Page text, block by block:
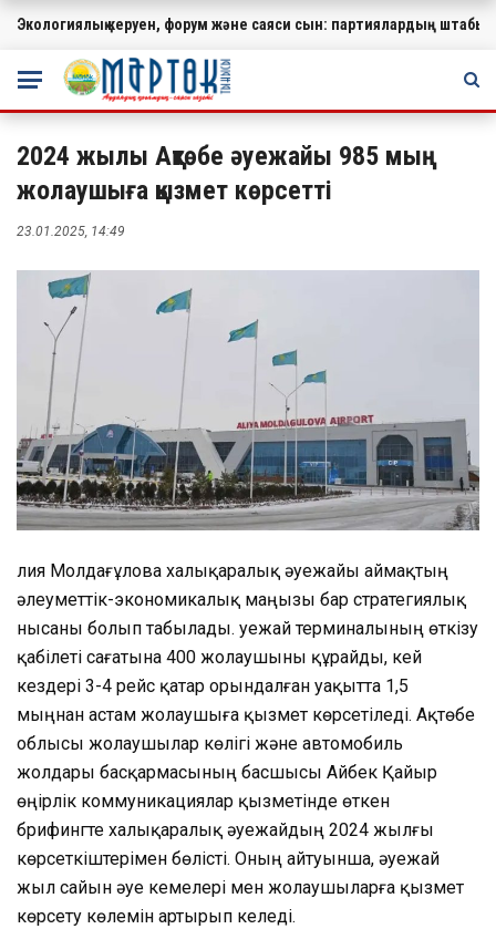
МАҢЫЗДЫ
Экологиялық керуен, форум және саяси сын: партиялардың
2024 жылы Ақтөбе әуежайы 985 мың
жолаушыға қызмет көрсетті
23.01.2025, 14:49
Әлия Молдағұлова халықаралық әуежайы аймақтың
әлеуметтік-экономикалық маңызы бар стратегиялық
нысаны болып табылады. Әуежай терминалының өткізу
қабілеті сағатына 400 жолаушыны құрайды, кей
кездері 3-4 рейс қатар орындалған уақытта 1,5
мыңнан астам жолаушыға қызмет көрсетіледі. Ақтөбе
облысы жолаушылар көлігі және автомобиль
жолдары басқармасының басшысы Айбек Қайыр
өңірлік коммуникациялар қызметінде өткен
брифингте халықаралық әуежайдың 2024 жылғы
көрсеткіштерімен бөлісті. Оның айтуынша, әуежай
жыл сайын әуе кемелері мен жолаушыларға қызмет
көрсету көлемін артырып келеді.